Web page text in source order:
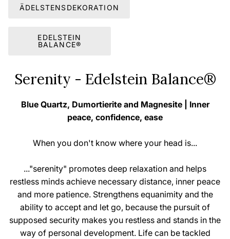
ÄDELSTENSDEKORATION
EDELSTEIN
BALANCE®
Serenity - Edelstein Balance®
Blue Quartz, Dumortierite and Magnesite | Inner
peace, confidence, ease
When you don't know where your head is...
..."serenity" promotes deep relaxation and helps
restless minds achieve necessary distance, inner peace
and more patience. Strengthens equanimity and the
ability to accept and let go, because the pursuit of
supposed security makes you restless and stands in the
way of personal development. Life can be tackled